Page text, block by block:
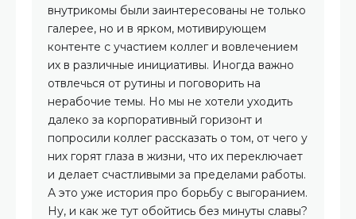
внутрикомы были заинтересованы не только
галерее, но и в ярком, мотивирующем
контенте с участием коллег и вовлечением
их в различные инициативы. Иногда важно
отвлечься от рутины и поговорить на
нерабочие темы. Но мы не хотели уходить
далеко за корпоративный горизонт и
попросили коллег рассказать о том, от чего у
них горят глаза в жизни, что их переключает
и делает счастливыми за пределами работы.
А это уже история про борьбу с выгоранием.
Ну, и как же тут обойтись без минуты славы?